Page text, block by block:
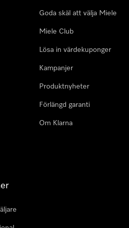
Goda skäl att välja Miele
Miele Club
Lösa in värdekuponger
Kampanjer
Produktnyheter
Förlängd garanti
Om Klarna